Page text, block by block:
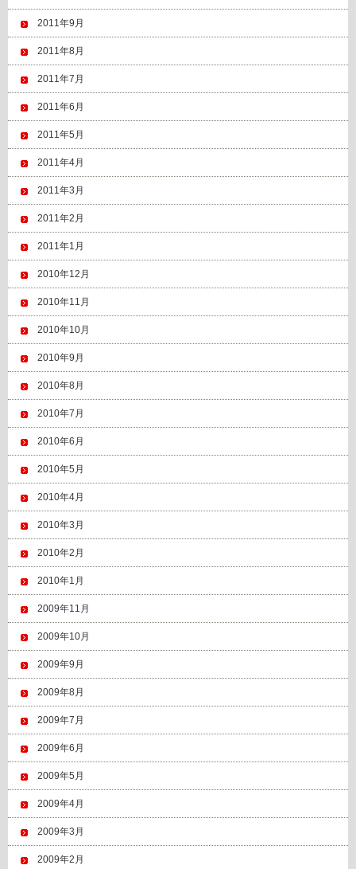
2011年9月
2011年8月
2011年7月
2011年6月
2011年5月
2011年4月
2011年3月
2011年2月
2011年1月
2010年12月
2010年11月
2010年10月
2010年9月
2010年8月
2010年7月
2010年6月
2010年5月
2010年4月
2010年3月
2010年2月
2010年1月
2009年11月
2009年10月
2009年9月
2009年8月
2009年7月
2009年6月
2009年5月
2009年4月
2009年3月
2009年2月